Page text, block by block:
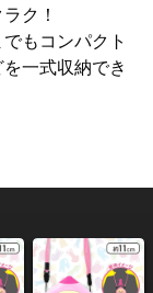
ク！
もコンパクト
一式収納でき